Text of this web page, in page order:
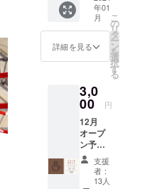
特に聞
きたい
話を備
考欄に
ん。」
※日程の
第一希
望に添
えない
場合が
す。 ※
別途、
現地ま
での交
通費が
かかり
ます。
●1日
ピッグ
オー
ナーを
名乗る
ことが
できま
す。事
「あし
ながお
じさ
ん」と
なって
見守っ
ていた
だくサ
ポー
年01
月
詳細を見る
こ
の
リ
タ
ー
ン
を
選
択
す
る
3,0
00 円
12月
オープ
ン予定
の店内
で使え
る【ド
支援
者：
13人